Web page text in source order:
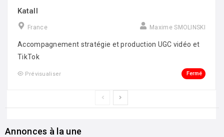
Katall
France Maxime SMOLINSKI
Accompagnement stratégie et production UGC vidéo et
TikTok
Prévisualiser Fermé
Annonces à la une